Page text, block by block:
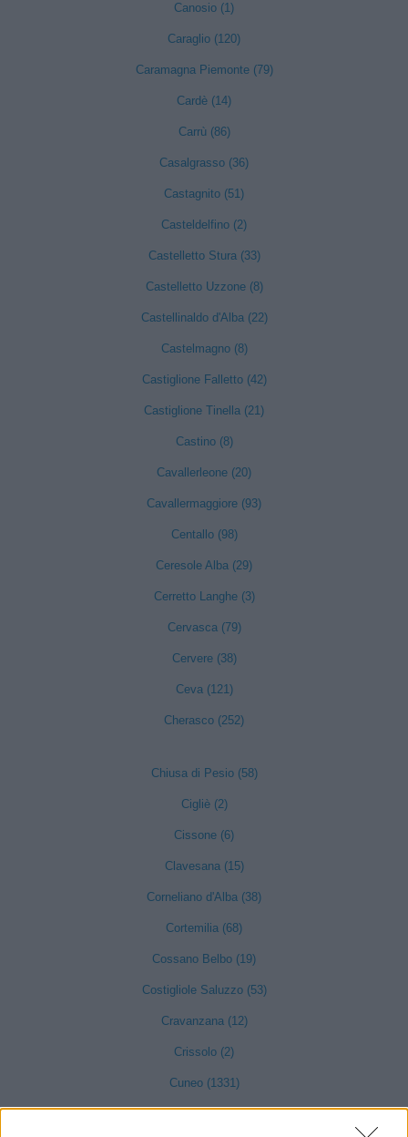
Canosio (1)
Caraglio (120)
Caramagna Piemonte (79)
Cardè (14)
Carrù (86)
Casalgrasso (36)
Castagnito (51)
Casteldelfino (2)
Castelletto Stura (33)
Castelletto Uzzone (8)
Castellinaldo d'Alba (22)
Castelmagno (8)
Castiglione Falletto (42)
Castiglione Tinella (21)
Castino (8)
Cavallerleone (20)
Cavallermaggiore (93)
Centallo (98)
Ceresole Alba (29)
Cerretto Langhe (3)
Cervasca (79)
Cervere (38)
Ceva (121)
Cherasco (252)
Chiusa di Pesio (58)
Cigliè (2)
Cissone (6)
Clavesana (15)
Corneliano d'Alba (38)
Cortemilia (68)
Cossano Belbo (19)
Costigliole Saluzzo (53)
Cravanzana (12)
Crissolo (2)
Cuneo (1331)
Demonte (30)